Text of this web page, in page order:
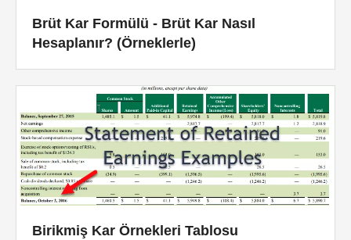
Brüt Kar Formülü - Brüt Kar Nasıl
Hesaplanır? (Örneklerle)
Birikmiş Kar Örnekleri Tablosu